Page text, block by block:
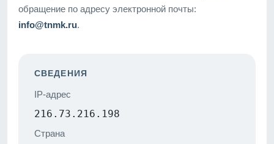
обращение по адресу электронной почты:
info@tnmk.ru.
СВЕДЕНИЯ
IP-адрес
216.73.216.198
Страна